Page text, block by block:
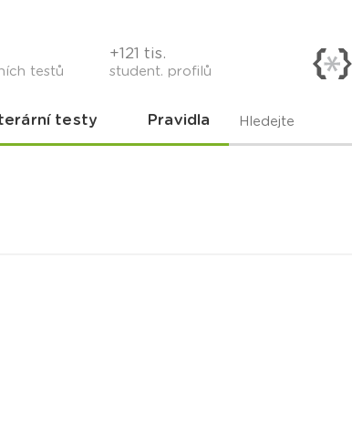
testů
+121 tis.
student. profilů
testy Pravidla